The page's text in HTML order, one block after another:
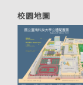
校園地圖